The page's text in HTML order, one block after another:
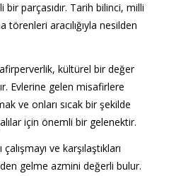
parçasıdır. Tarih bilinci, milli
törenleri aracılığıyla nesilden
kültürel bir değer
Evlerine gelen misafirlere
ve onları sıcak bir şekilde
için önemli bir gelenektir.
çalışmayı ve karşılaştıkları
gelme azmini değerli bulur.